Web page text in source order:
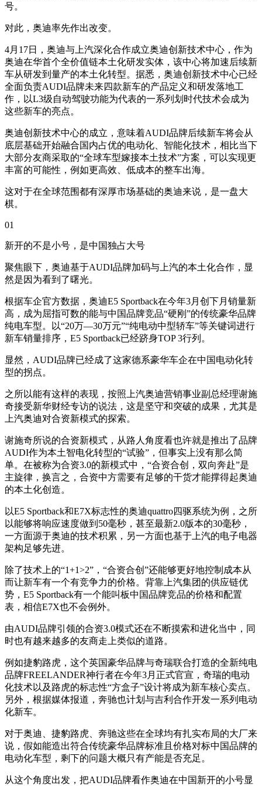
号。
对此，奥迪率先作出改变。
4月17日，奥迪与上汽深化合作成立奥迪创新技术中心，作为
奥迪在华首个全价值链本土化研发实体，该中心将加速后续新
车从研发到量产的本土化转型。据悉，奥迪创新技术中心已经
全面负责AUDI品牌未来四款新车的产品定义和研发落地工
作，以L3级自动驾驶功能为代表的一系列划时代技术会成为
这些新车的亮点。
奥迪创新技术中心的成立，意味着AUDI品牌后续新车将会从
底层基础开始融合国内占优的电动化、智能化技术，相比当下
大部分友商采取的“全球车型嫁接本土技术”方案，可以实现更
丰富的可能性，例如更高效、低成本的整车出海。
这对于在全球范围都有深厚市场基础的奥迪来说，是一盘大
棋。
01
新开的不是小号，是中国独占大号
聚焦眼下，奥迪基于AUDI品牌加码与上汽的本土化合作，显
然是因为看到了曙光。
根据车企官方数据，奥迪E5 Sportback在今年3月创下月销量新
高，成为屈指可数的能与中国品牌竞品“硬刚”的传统豪华品牌
纯电车型。以“20万—30万元”“纯电动中型轿车”等关键词进行
新车销量排序，E5 Sportback已经跻身TOP 3行列。
显然，AUDI品牌已经成了这家德系豪华车企在中国电动化转
型的拐点。
之所以能有这样的表现，按照上汽奥迪营销事业副总经理谢施
奇接受新华财经专访的说法，这是坚守和突破的成果，尤其是
上汽奥迪对合资新模式的探索。
谢施奇所说的合资新模式，从路人角度看也许就是推出了品牌
AUDI作为本土智电化转型的“试验”，但事实上没有那么简
单。在被称为合资3.0的新模式中，“合资合创，双向奔赴”是
主旋律，换言之，合资中方需要有足够的干货才能撑得起奥迪
的本土化创造。
以E5 Sportback和E7X标志性的奥迪quattro四驱系统为例，之所
以能够将响应速度做到50毫秒，甚至最新2.0版本的30毫秒，
一方面源于奥迪的技术积累，另一方面也基于上汽的电子电器
架构足够先进。
除了技术上的“1+1>2”，“合资合创”还能够更好地控制成本从
而让新车有一个有竞争力的价格。背靠上汽集团的供应链优
势，E5 Sportback有一个能叫板中国品牌竞品的价格和配置
表，相信E7X也不会例外。
由AUDI品牌引领的合资3.0模式还在不断摸索和进化当中，同
时也有越来越多的友商走上类似的道路。
例如捷豹路虎，这个英国豪华品牌与奇瑞联合打造的全新纯电
品牌FREELANDER神行者在今年3月正式官宣，奇瑞的电动
化技术以及路虎的标志性“方盒子”设计将成为新车核心卖点。
另外，根据媒体报道，奔驰也计划与吉利合作开发一系列电动
化新车。
对于奥迪、捷豹路虎、奔驰这些在全球均有扎实布局的大厂来
说，假如能造出符合传统豪华品牌标准且价格对标中国品牌的
电动化车型，剩下的问题大概只有产能是否充足。
从这个角度出发，把AUDI品牌看作奥迪在中国新开的小号显